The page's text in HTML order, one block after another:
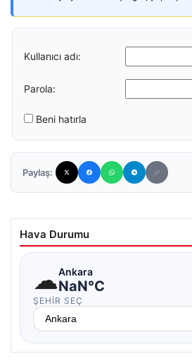
Kullanıcı adı:
Parola:
Beni hatırla
Paylaş:
Hava Durumu
☁Ankara
NaN°C
ŞEHIR SEÇ